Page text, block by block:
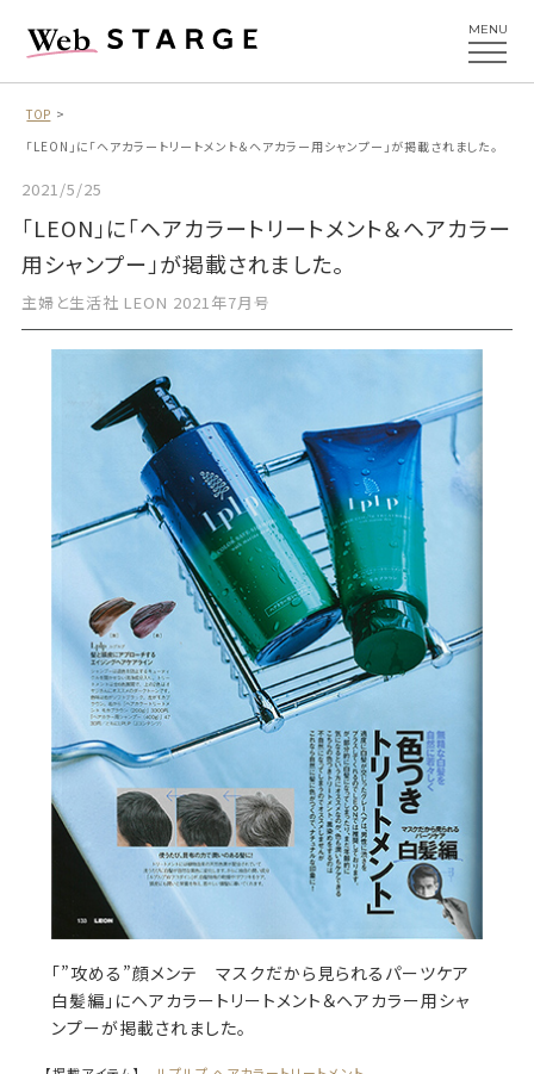
MENU
TOP
「LEON」に「ヘアカラートリートメント＆ヘアカラー用シャンプー」が掲載されました。
2021/5/25
「LEON」に「ヘアカラートリートメント＆ヘアカラー
用シャンプー」が掲載されました。
主婦と生活社 LEON 2021年7月号
「”攻める”顔メンテ マスクだから見られるパーツケア
白髪編」にヘアカラートリートメント＆ヘアカラー用シャ
ンプーが掲載されました。